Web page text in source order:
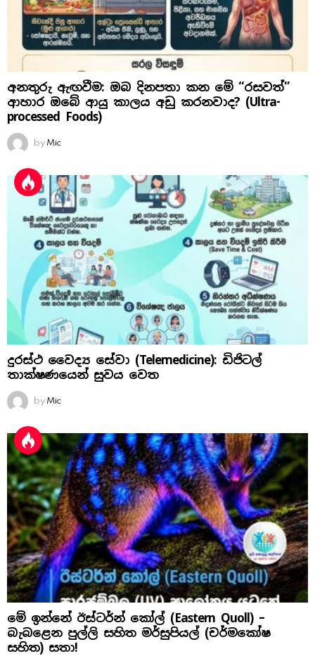
අනතුරු ඇඟවීම: ඔබ දිනපතා කන මේ “රසවත්”
ආහාර ඔබේ ආයු කාලය අඩු කරනවාද? (Ultra-
processed Foods)
by Mic
දුරස්ථ වෛද්‍ය සේවා (Telemedicine): ඩිජිටල්
තාක්ෂණයෙන් සුවය වෙත
by Mic
මේ ඉන්නේ ඊස්ටර්න් කෝල් (Eastern Quoll) –
බැබළෙන පුල්ලි සහිත මර්සුපියල් (චර්මකෝෂ
සහිත) සතා!